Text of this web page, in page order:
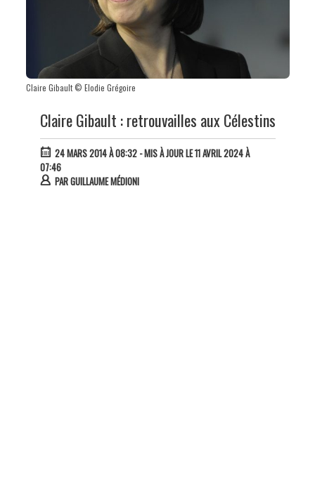
Claire Gibault © Elodie Grégoire
Claire Gibault : retrouvailles aux Célestins
24 MARS 2014 À 08:32- MIS À JOUR LE 11 AVRIL 2024 À
07:46
PARGUILLAUME MÉDIONI